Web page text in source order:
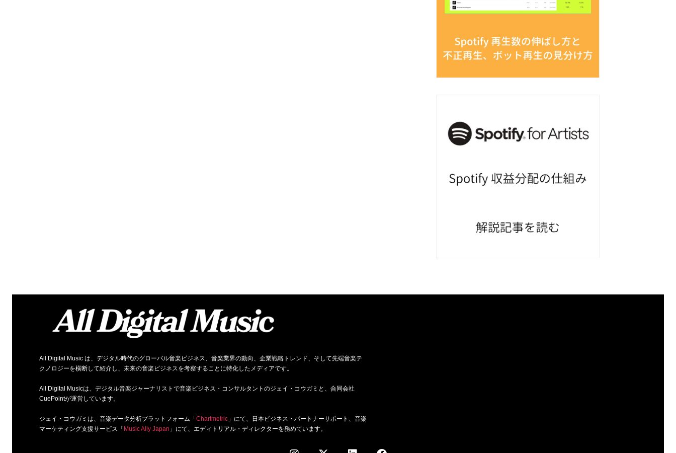
All Digital Music は、デジタル時代のグローバル音楽ビジネス、音楽業界の動向、企業戦略トレンド、そして先端音楽テ
クノロジーを横断して紹介し、未来の音楽ビジネスを考察することに特化したメディアです。
All Digital Musicは、デジタル音楽ジャーナリストで音楽ビジネス・コンサルタントのジェイ・コウガミと、合同会社
CuePointが運営しています。
ジェイ・コウガミは、音楽データ分析プラットフォーム「Chartmetric」にて、日本ビジネス・パートナーサポート、音楽
マーケティング支援サービス「Music Ally Japan 」にて、エディトリアル・ディレクターを務めています。